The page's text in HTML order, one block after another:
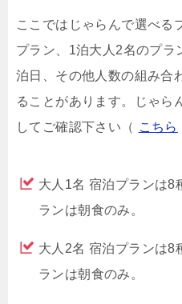
ここではじゃらんで選べる
プラン、1泊大人2名のプラ
泊日、その他人数の組み合
ることがあります。じゃら
してご確認下さい（ こちら
大人1名 宿泊プランは8
ランは朝食のみ。
大人2名 宿泊プランは8
ランは朝食のみ。